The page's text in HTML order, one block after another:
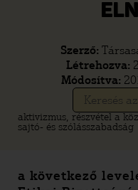
Szerző:
Létrehozva:
Módosítva:
aktivizmus, részvétel a
sajtó- és szólásszabadság
a következő